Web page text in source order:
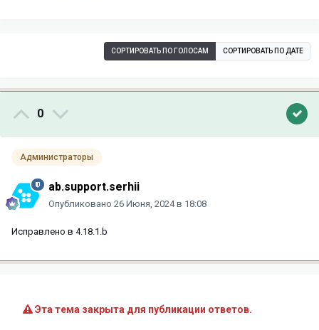
СОРТИРОВАТЬ ПО ГОЛОСАМ СОРТИРОВАТЬ ПО ДАТЕ
0
Администраторы
ab.support.serhii
Опубликовано 26 Июня, 2024 в 18:08
Исправлено в 4.18.1.b
Эта тема закрыта для публикации ответов.